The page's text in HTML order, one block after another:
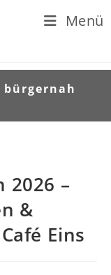
Menü
2026 –
&
Eins